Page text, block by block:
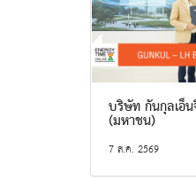
บริษัท กันกุลเอ็น
(มหาชน)
7 ส.ค. 2569